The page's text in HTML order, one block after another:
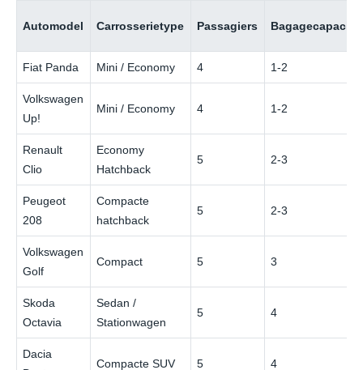
Automodel Carrosserietype Passagiers
Fiat Panda Mini / Economy 4 1-2
Volkswagen
Up!
Mini / Economy 4 1-2
Renault
Clio
Economy
Hatchback
5 2-3
Peugeot
208
Compacte
hatchback
5 2-3
Volkswagen
Golf
Compact 5 3
Skoda
Octavia
Sedan /
Stationwagen
5 4
Dacia
Compacte SUV 5 4